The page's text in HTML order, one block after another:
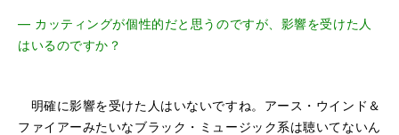
― カッティングが個性的だと思うのですが、影響を受けた人
はいるのですか？
明確に影響を受けた人はいないですね。アース・ウインド＆
ファイアーみたいなブラック・ミュージック系は聴いてないん